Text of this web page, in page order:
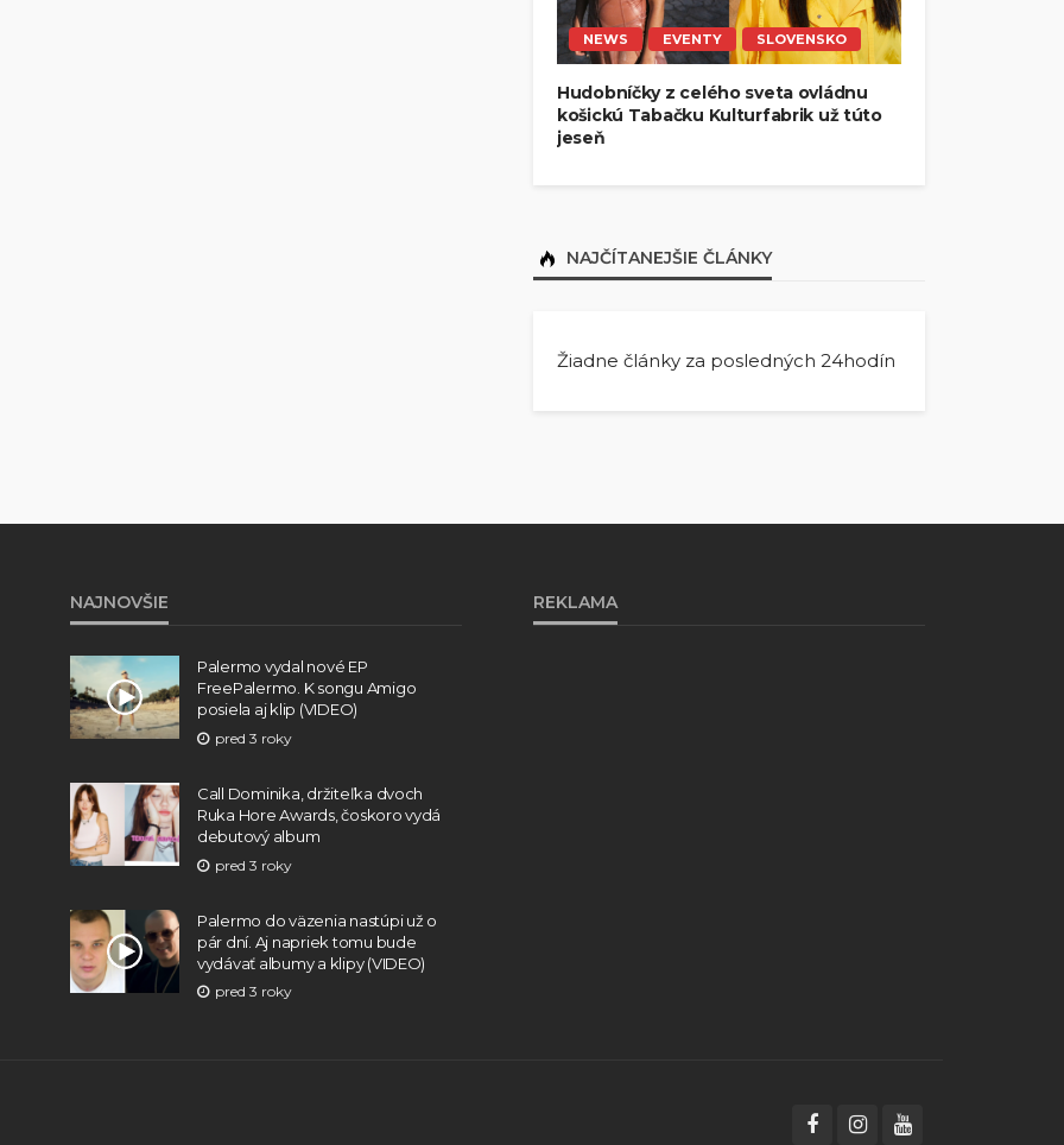
NEWS EVENTY SLOVENSKO
Hudobníčky z celého sveta ovládnu
košickú Tabačku Kulturfabrik už túto
jeseň
NAJČÍTANEJŠIE ČLÁNKY
Žiadne články za posledných 24hodín
NAJNOVŠIE
Palermo vydal nové EP
FreePalermo. K songu Amigo
posiela aj klip (VIDEO)
pred 3 roky
Call Dominika, držiteľka dvoch
Ruka Hore Awards, čoskoro vydá
debutový album
pred 3 roky
Palermo do väzenia nastúpi už o
pár dní. Aj napriek tomu bude
vydávať albumy a klipy (VIDEO)
pred 3 roky
REKLAMA